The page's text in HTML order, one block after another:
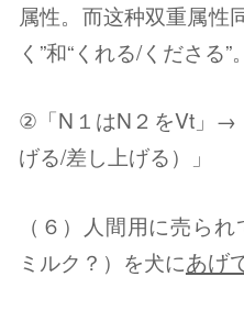
属性。而这种双重属性
く”和“くれる/くださる
②「N１はN２をVt」→
げる/差し上げる）」
（６）人間用に売ら
ミルク？）を犬にあげ